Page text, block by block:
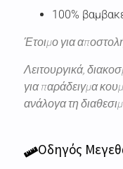
100%
Έτοιμο για
Λειτουργικά,
για παράδειγμα
ανάλογα τη
Οδηγός